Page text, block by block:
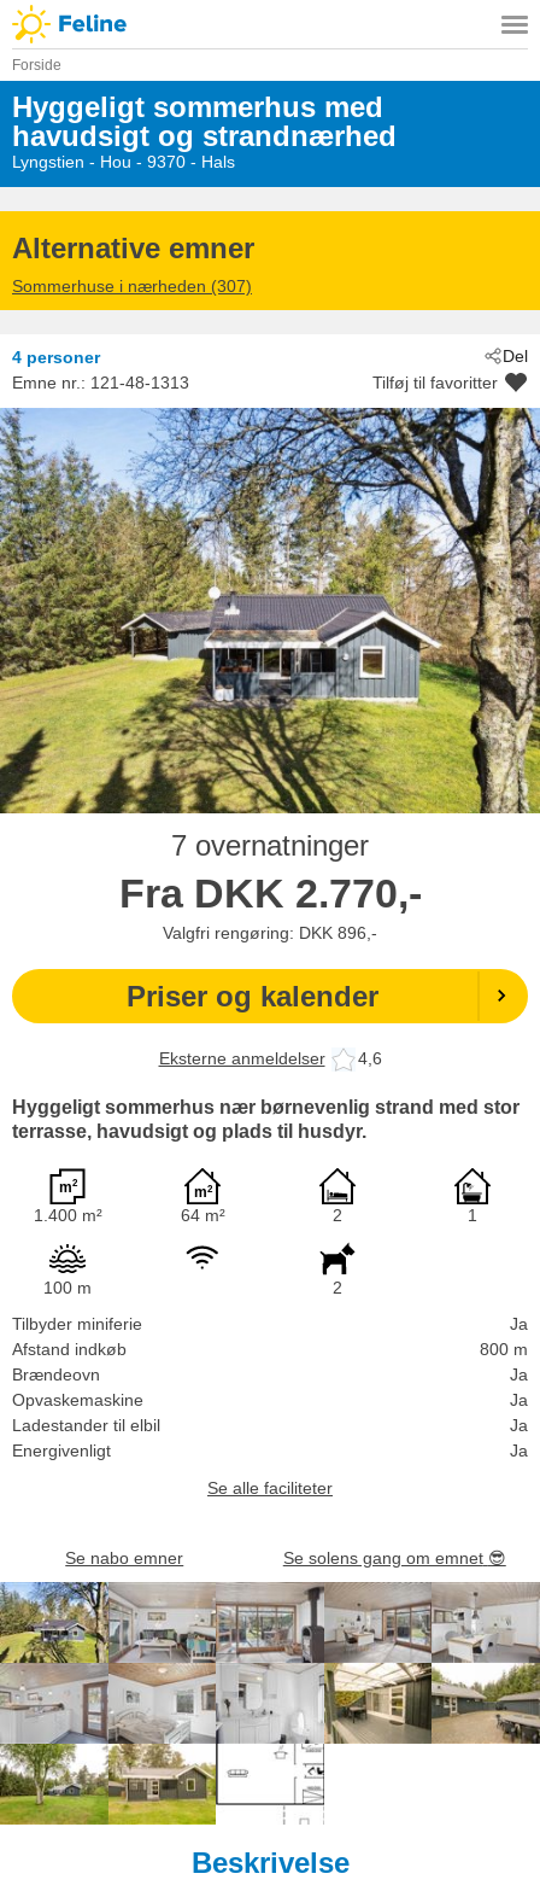
Forside
Hyggeligt sommerhus med
havudsigt og strandnærhed
Lyngstien - Hou - 9370 - Hals
Alternative emner
Sommerhuse i nærheden (307)
Del
4 personer
Emne nr.: 121-48-1313 Tilføj til favoritter
7 overnatninger
Fra DKK 2.770,-
Valgfri rengøring: DKK 896,-
Priser og kalender
Eksterne anmeldelser 4,6
Hyggeligt sommerhus nær børnevenlig strand med stor
terrasse, havudsigt og plads til husdyr.
1.400 m² 64 m² 2 1
100 m
2
Tilbyder miniferie
Ja
Afstand indkøb
800 m
Brændeovn
Ja
Opvaskemaskine
Ja
Ladestander til elbil
Ja
Energivenligt
Ja
Se alle faciliteter
Se nabo emner Se solens gang om emnet 😎
Beskrivelse